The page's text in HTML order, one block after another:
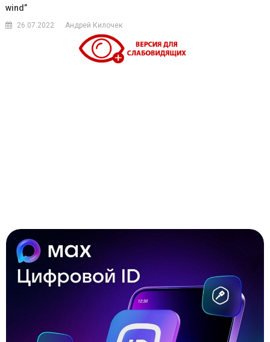
wind”
26.07.2022 Андрей Килочек